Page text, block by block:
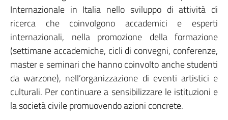
Internazionale in Italia nello sviluppo di attività di
ricerca che coinvolgono accademici e esperti
internazionali, nella promozione della formazione
(settimane accademiche, cicli di convegni, conferenze,
master e seminari che hanno coinvolto anche studenti
da warzone), nell’organizzazione di eventi artistici e
culturali. Per continuare a sensibilizzare le istituzioni e
la società civile promuovendo azioni concrete.